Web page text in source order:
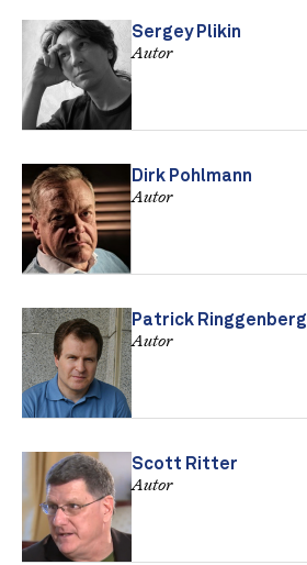
Sergey Plikin
Autor
Dirk Pohlmann
Autor
Patrick Ringgenberg
Autor
Scott Ritter
Autor